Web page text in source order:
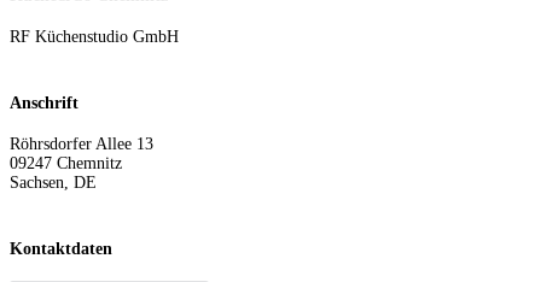
RF Küchenstudio GmbH
Anschrift
Röhrsdorfer Allee 13
09247 Chemnitz
Sachsen, DE
Kontaktdaten